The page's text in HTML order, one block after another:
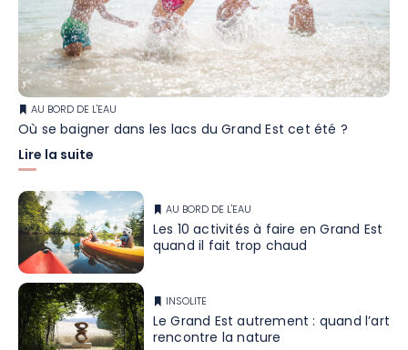
AU BORD DE L'EAU
Où se baigner dans les lacs du Grand Est cet été ?
Lire la suite
AU BORD DE L'EAU
Les 10 activités à faire en Grand Est
quand il fait trop chaud
INSOLITE
Le Grand Est autrement : quand l’art
rencontre la nature